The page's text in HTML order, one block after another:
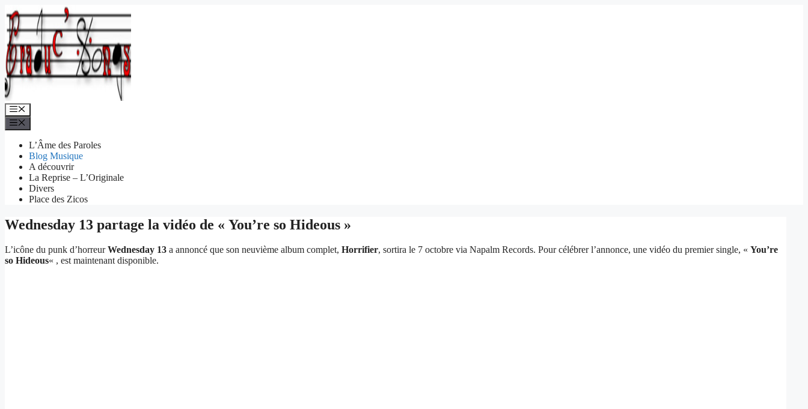
Aller
au
contenu
Menu
L’Âme des Paroles
Blog Musique
A découvrir
La Reprise – L’Originale
Divers
Place des Zicos
Wednesday 13 partage la vidéo de « You’re so Hideous »
L’icône du punk d’horreurWednesday 13 a annoncé que son neuvième album complet, Horrifier, sortira le 7 octobre via Napalm Records. Pour célébrer l’annonce, une vidéo du premier single, « You’re
so Hideous« , est maintenant disponible.